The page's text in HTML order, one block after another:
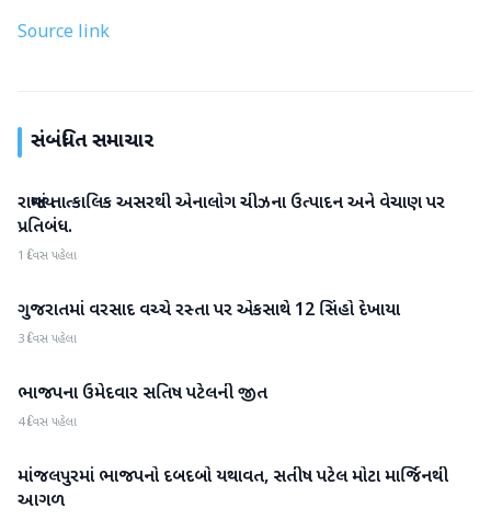
Source link
સંબંધિત સમાચાર
ગુજરાત
રાજ્યમાં તાત્કાલિક અસરથી એનાલોગ ચીઝના ઉત્પાદન અને વેચાણ પર
પ્રતિબંધ.
1 દિવસ પહેલા
ગુજરાત
ગુજરાતમાં વરસાદ વચ્ચે રસ્તા પર એકસાથે 12 સિંહો દેખાયા
3 દિવસ પહેલા
ગુજરાત
ભાજપના ઉમેદવાર સતિષ પટેલની જીત
4 દિવસ પહેલા
ગુજરાત
માંજલપુરમાં ભાજપનો દબદબો યથાવત, સતીષ પટેલ મોટા માર્જિનથી
આગળ